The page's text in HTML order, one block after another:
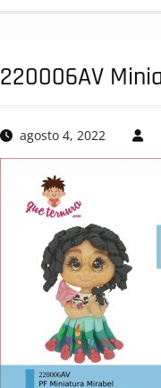
220006AV
agosto 4, 2022